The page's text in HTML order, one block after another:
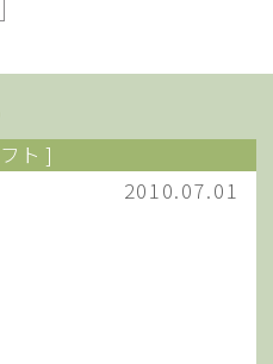
ト ]
2010.07.01